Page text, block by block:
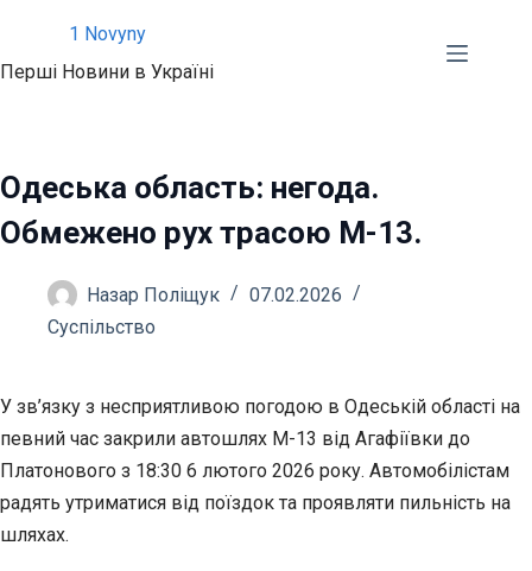
вмісту
1 Novyny
Перші Новини в Україні
Одеська область: негода.
Обмежено рух трасою М-13.
Назар Поліщук
07.02.2026
Суспільство
У зв’язку з несприятливою погодою в Одеській області на
певний час закрили автошлях М-13 від Агафіївки до
Платонового з 18:30 6 лютого 2026 року. Автомобілістам
радять утриматися від поїздок та проявляти пильність на
шляхах.